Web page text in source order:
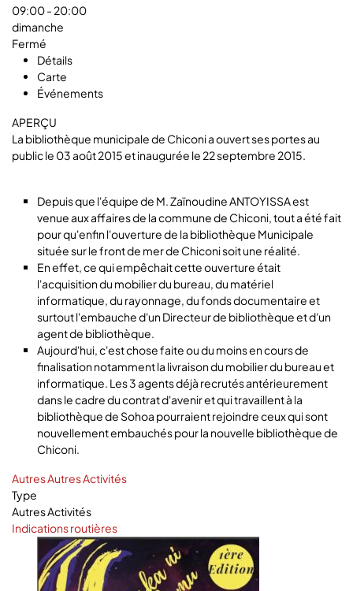
09:00- 20:00
dimanche
Fermé
Détails
Carte
Événements
APERÇU
La bibliothèque municipale de Chiconi a ouvert ses portes au
public le 03 août 2015 et inaugurée le 22 septembre 2015.
Depuis que l'équipe de M. Zaïnoudine ANTOYISSA est
venue aux affaires de la commune de Chiconi, tout a été fait
pour qu'enfin l'ouverture de la bibliothèque Municipale
située sur le front de mer de Chiconi soit une réalité.
En effet, ce qui empêchait cette ouverture était
l'acquisition du mobilier du bureau, du matériel
informatique, du rayonnage, du fonds documentaire et
surtout l'embauche d'un Directeur de bibliothèque et d'un
agent de bibliothèque.
Aujourd'hui, c'est chose faite ou du moins en cours de
finalisation notamment la livraison du mobilier du bureau et
informatique. Les 3 agents déjà recrutés antérieurement
dans le cadre du contrat d'avenir et qui travaillent à la
bibliothèque de Sohoa pourraient rejoindre ceux qui sont
nouvellement embauchés pour la nouvelle bibliothèque de
Chiconi.
AutresAutres Activités
Type
Autres Activités
Indications routières